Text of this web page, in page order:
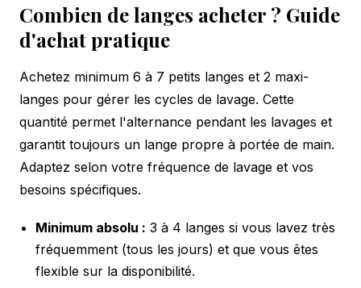
Combien de langes acheter ? Guide
d'achat pratique
Achetez minimum 6 à 7 petits langes et 2 maxi-
langes pour gérer les cycles de lavage. Cette
quantité permet l'alternance pendant les lavages et
garantit toujours un lange propre à portée de main.
Adaptez selon votre fréquence de lavage et vos
besoins spécifiques.
Minimum absolu : 3 à 4 langes si vous lavez très
fréquemment (tous les jours) et que vous êtes
flexible sur la disponibilité.